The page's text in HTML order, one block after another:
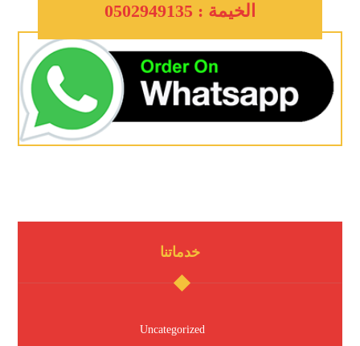
الخيمة : 0502949135
خدماتنا
Uncategorized